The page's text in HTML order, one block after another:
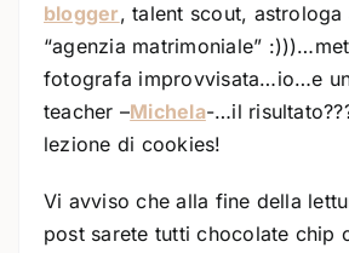
blogger, talent scout, astrologa
“agenzia matrimoniale”
fotografa improvvisata…io…e
teacher –Michela-…il
lezione di cookies!
Vi avviso che alla fine della
post sarete tutti chocolate chip